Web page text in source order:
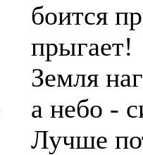
боится
прыгает!
Земля
а небо -
Лучше